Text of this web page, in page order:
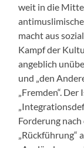
weit in die
macht aus
Kampf der
angeblich
und „den
„Fremden“.
Forderung